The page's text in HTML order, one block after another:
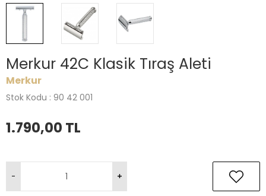
Merkur 42C Klasik Tıraş Aleti
Merkur
Stok Kodu : 90 42 001
1.790,00 TL